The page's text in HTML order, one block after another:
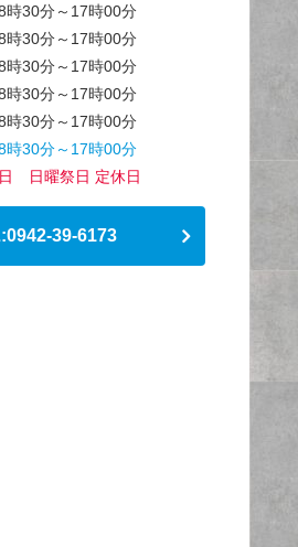
時30分～17時00分
時30分～17時00分
時30分～17時00分
時30分～17時00分
時30分～17時00分
時30分～17時00分
日曜祭日 定休日
39-6173